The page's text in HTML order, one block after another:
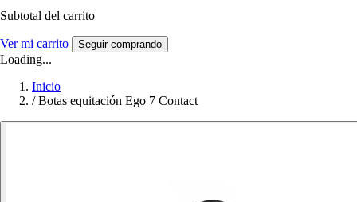
Subtotal del carrito
Ver mi carrito Seguir comprando
Loading...
Inicio
/ Botas equitación Ego 7 Contact